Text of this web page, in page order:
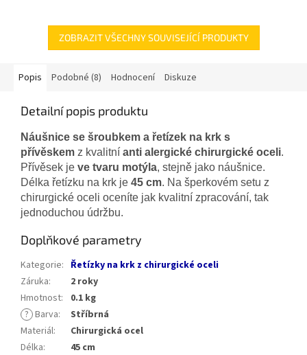
ZOBRAZIT VŠECHNY SOUVISEJÍCÍ PRODUKTY
Popis Podobné (8) Hodnocení Diskuze
Detailní popis produktu
Náušnice se šroubkem a řetízek na krk s
přívěskem z kvalitní anti alergické chirurgické oceli.
Přívěsek je ve tvaru motýla, stejně jako náušnice.
Délka řetízku na krk je 45 cm. Na šperkovém setu z
chirurgické oceli oceníte jak kvalitní zpracování, tak
jednoduchou údržbu.
Doplňkové parametry
Kategorie: Řetízky na krk z chirurgické oceli
Záruka:
2 roky
Hmotnost:
0.1 kg
? Barva:
Stříbrná
Materiál:
Chirurgická ocel
Délka:
45 cm